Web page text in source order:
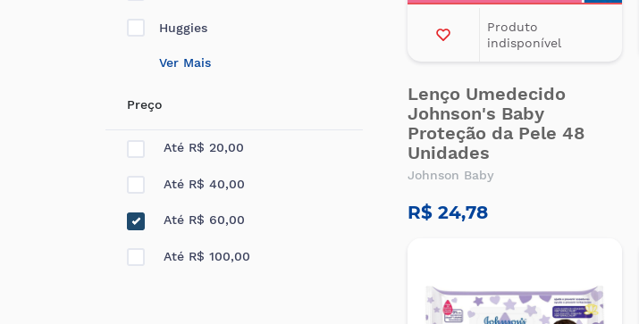
Huggies
Ver Mais
Preço
Até R$ 20,00
Até R$ 40,00
Até R$ 60,00
Até R$ 100,00
Produto
indisponível
Lenço Umedecido
Johnson's Baby
Proteção da Pele 48
Unidades
Johnson Baby
R$ 24,78